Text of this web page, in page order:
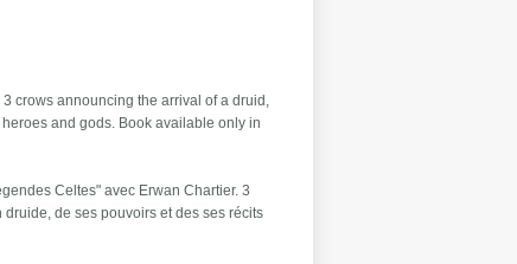
crows announcing the arrival of a druid,
and gods. Book available only in
Celtes" avec Erwan Chartier. 3
de ses pouvoirs et des ses récits